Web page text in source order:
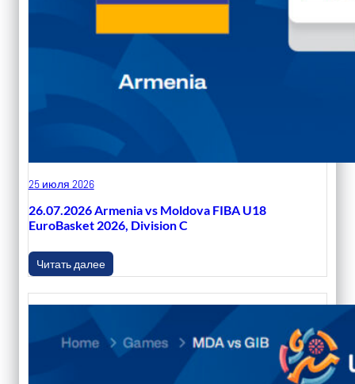
25 июля 2026
26.07.2026 Armenia vs Moldova FIBA U18
EuroBasket 2026, Division C
Читать далее